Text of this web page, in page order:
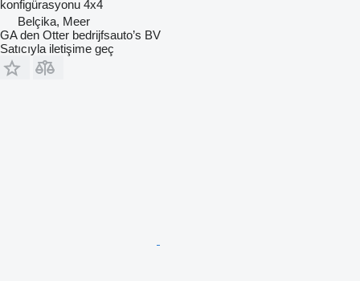
konfigürasyonu 4x4
Belçika, Meer
GA den Otter bedrijfsauto’s BV
Satıcıyla iletişime geç